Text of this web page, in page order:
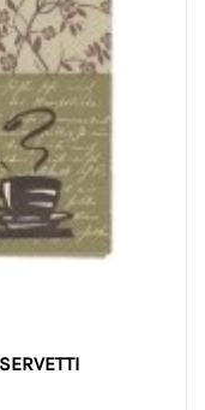
RUUDUISSA KAHVIMYLLY JA KUPPI SERVETTI